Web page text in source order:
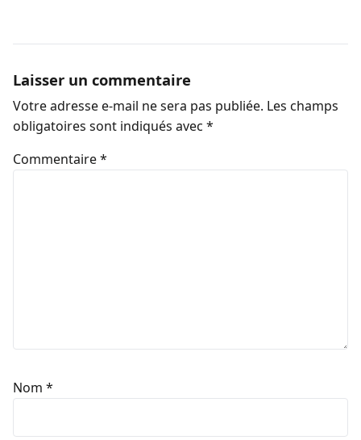
Laisser un commentaire
Votre adresse e-mail ne sera pas publiée. Les champs
obligatoires sont indiqués avec *
Commentaire*
Nom *